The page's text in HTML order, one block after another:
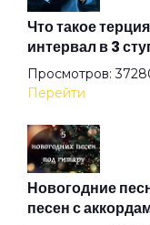
Ева
Загадка
Что такое
интервал в 3
Просмотров:
Перейти
Новогодние
песен с